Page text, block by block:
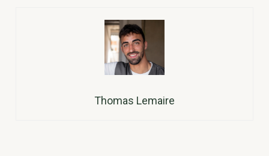
Thomas Lemaire